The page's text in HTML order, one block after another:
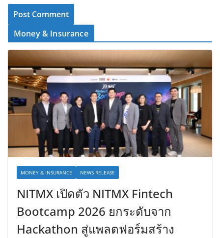
Money & Insurance
MONEY & INSURANCE NEWS RELEASE
NITMX เปิดตัว NITMX Fintech
Bootcamp 2026 ยกระดับจาก
Hackathon สู่แพลตฟอร์มสร้าง